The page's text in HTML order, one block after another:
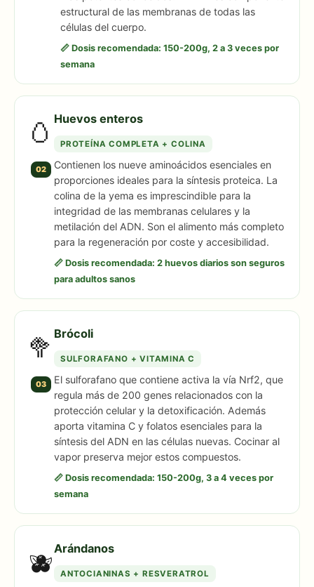
estructural de las membranas de todas las
células del cuerpo.
📏 Dosis recomendada: 150-200g, 2 a 3 veces por
semana
🥚
02
Huevos enteros
PROTEÍNA COMPLETA + COLINA
Contienen los nueve aminoácidos esenciales en
proporciones ideales para la síntesis proteica. La
colina de la yema es imprescindible para la
integridad de las membranas celulares y la
metilación del ADN. Son el alimento más completo
para la regeneración por coste y accesibilidad.
📏 Dosis recomendada: 2 huevos diarios son seguros
para adultos sanos
🥦
03
Brócoli
SULFORAFANO + VITAMINA C
El sulforafano que contiene activa la vía Nrf2, que
regula más de 200 genes relacionados con la
protección celular y la detoxificación. Además
aporta vitamina C y folatos esenciales para la
síntesis del ADN en las células nuevas. Cocinar al
vapor preserva mejor estos compuestos.
📏 Dosis recomendada: 150-200g, 3 a 4 veces por
semana
🫐Arándanos
ANTOCIANINAS + RESVERATROL